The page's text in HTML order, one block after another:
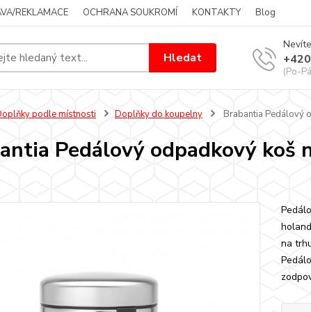
REKLAMACE OCHRANA SOUKROMÍ KONTAKTY Blog
Hledat
(Po-
podle místnosti Doplňky do koupelny Brabantia Pedálový
Pedálový odpadkový koš
na